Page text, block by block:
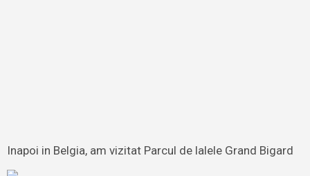
Inapoi in Belgia, am vizitat Parcul de lalele Grand Bigard